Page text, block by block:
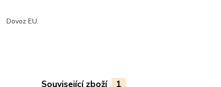
Dovoz EU.
Související zboží 1